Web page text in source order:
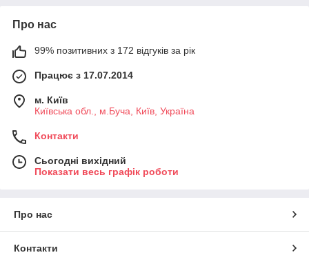
Про нас
99% позитивних з 172 відгуків за рік
Працює з 17.07.2014
м. Київ
Київська обл., м.Буча, Київ, Україна
Контакти
Сьогодні вихідний
Показати весь графік роботи
Про нас
Контакти